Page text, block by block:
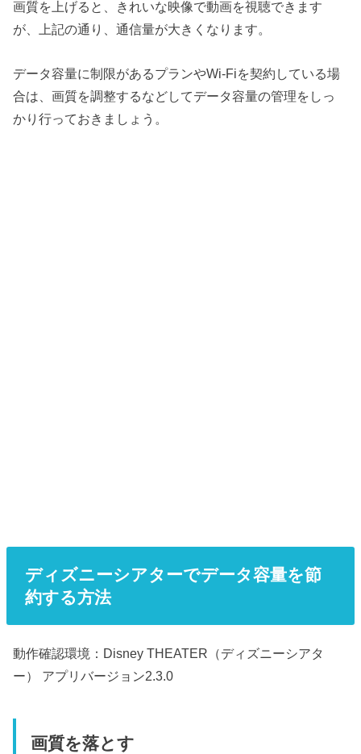
画質を上げると、きれいな映像で動画を視聴できます
が、上記の通り、通信量が大きくなります。
データ容量に制限があるプランやWi-Fiを契約している場
合は、画質を調整するなどしてデータ容量の管理をしっ
かり行っておきましょう。
ディズニーシアターでデータ容量を節
約する方法
動作確認環境：Disney THEATER（ディズニーシアタ
ー） アプリバージョン2.3.0
画質を落とす